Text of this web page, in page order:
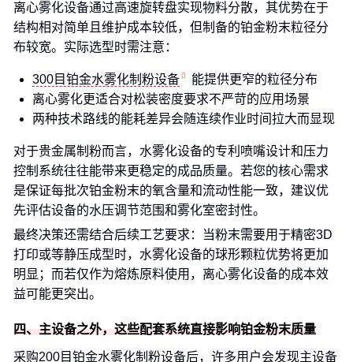
离心雾化设备通过高速旋转盘实现物料分散，其优势在于
结构相对简单且维护成本较低，但制备的铂金粉末粒径分
布较宽。实际选型时需注意：
300目铂金水雾化制粉设备
能提供更窄的粒径分布
离心雾化更适合对松装密度要求不严苛的应用场景
两种技术路线的能耗差异会随连续作业时间拉大而显现
对于贵金属制粉而言，水雾化设备的专利喷嘴设计和压力
控制系统往往能带来更稳定的成品质量。若您的核心需求
是保证每批次铂金粉末的氧含量和流动性能一致，建议优
先评估设备的水压调节范围和雾化室密封性。
最终决策还需结合后续工艺要求：当粉末需要用于精密3D
打印或等静压成型时，水雾化设备的球形颗粒优势将更加
明显；而若仅作为熔炼原料使用，离心雾化设备的成本效
益可能更突出。
四、主设备之外，这些配套系统直接影响铂金粉末质量
采购200目铂金水雾化制粉设备后，许多用户会发现主设备